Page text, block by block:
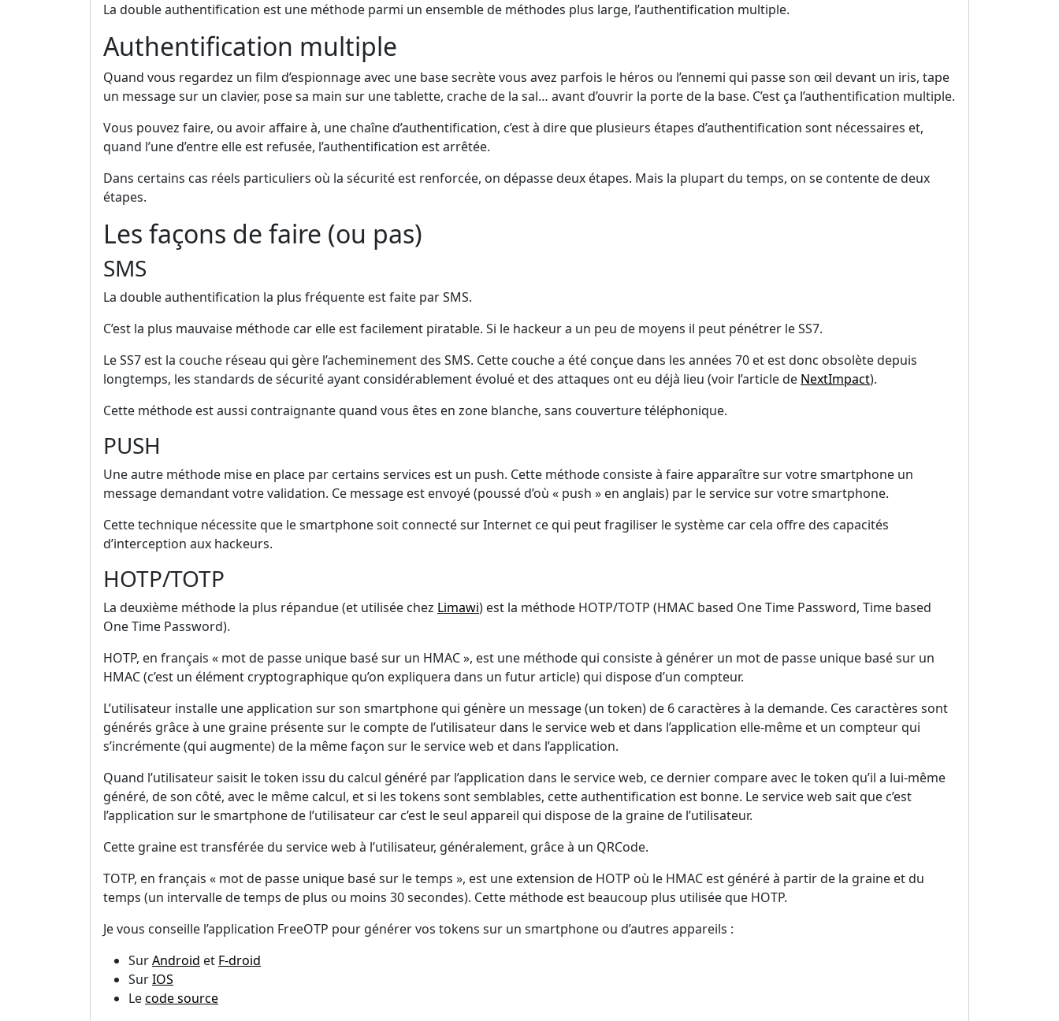
La double authentification est une méthode parmi un ensemble de méthodes plus large, l’authentification multiple.
Authentification multiple
Quand vous regardez un film d’espionnage avec une base secrète vous avez parfois le héros ou l’ennemi qui passe son œil devant un iris, tape
un message sur un clavier, pose sa main sur une tablette, crache de la sal… avant d’ouvrir la porte de la base. C’est ça l’authentification multiple.
Vous pouvez faire, ou avoir affaire à, une chaîne d’authentification, c’est à dire que plusieurs étapes d’authentification sont nécessaires et,
quand l’une d’entre elle est refusée, l’authentification est arrêtée.
Dans certains cas réels particuliers où la sécurité est renforcée, on dépasse deux étapes. Mais la plupart du temps, on se contente de deux
étapes.
Les façons de faire (ou pas)
SMS
La double authentification la plus fréquente est faite par SMS.
C’est la plus mauvaise méthode car elle est facilement piratable. Si le hackeur a un peu de moyens il peut pénétrer le SS7.
Le SS7 est la couche réseau qui gère l’acheminement des SMS. Cette couche a été conçue dans les années 70 et est donc obsolète depuis
longtemps, les standards de sécurité ayant considérablement évolué et des attaques ont eu déjà lieu (voir l’article de NextImpact).
Cette méthode est aussi contraignante quand vous êtes en zone blanche, sans couverture téléphonique.
PUSH
Une autre méthode mise en place par certains services est un push. Cette méthode consiste à faire apparaître sur votre smartphone un
message demandant votre validation. Ce message est envoyé (poussé d’où « push » en anglais) par le service sur votre smartphone.
Cette technique nécessite que le smartphone soit connecté sur Internet ce qui peut fragiliser le système car cela offre des capacités
d’interception aux hackeurs.
HOTP/TOTP
La deuxième méthode la plus répandue (et utilisée chez Limawi) est la méthode HOTP/TOTP (HMAC based One Time Password, Time based
One Time Password).
HOTP, en français « mot de passe unique basé sur un HMAC », est une méthode qui consiste à générer un mot de passe unique basé sur un
HMAC (c’est un élément cryptographique qu’on expliquera dans un futur article) qui dispose d’un compteur.
L’utilisateur installe une application sur son smartphone qui génère un message (un token) de 6 caractères à la demande. Ces caractères sont
générés grâce à une graine présente sur le compte de l’utilisateur dans le service web et dans l’application elle-même et un compteur qui
s’incrémente (qui augmente) de la même façon sur le service web et dans l’application.
Quand l’utilisateur saisit le token issu du calcul généré par l’application dans le service web, ce dernier compare avec le token qu’il a lui-même
généré, de son côté, avec le même calcul, et si les tokens sont semblables, cette authentification est bonne. Le service web sait que c’est
l’application sur le smartphone de l’utilisateur car c’est le seul appareil qui dispose de la graine de l’utilisateur.
Cette graine est transférée du service web à l’utilisateur, généralement, grâce à un QRCode.
TOTP, en français « mot de passe unique basé sur le temps », est une extension de HOTP où le HMAC est généré à partir de la graine et du
temps (un intervalle de temps de plus ou moins 30 secondes). Cette méthode est beaucoup plus utilisée que HOTP.
Je vous conseille l’application FreeOTP pour générer vos tokens sur un smartphone ou d’autres appareils :
SurAndroid et F-droid
SurIOS
Lecode source